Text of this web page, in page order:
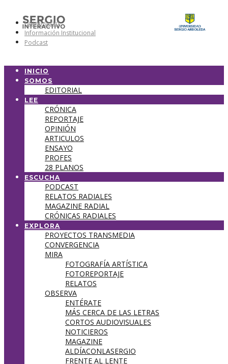
Universidad
Información Institucional
Podcast
INICIO
SOMOS
EDITORIAL
LEE
CRÓNICA
REPORTAJE
OPINIÓN
ARTICULOS
ENSAYO
PROFES
28 PLANOS
ESCUCHA
PODCAST
RELATOS RADIALES
MAGAZINE RADIAL
CRÓNICAS RADIALES
EXPLORA
PROYECTOS TRANSMEDIA
CONVERGENCIA
MIRA
FOTOGRAFÍA ARTÍSTICA
FOTOREPORTAJE
RELATOS
OBSERVA
ENTÉRATE
MÁS CERCA DE LAS LETRAS
CORTOS AUDIOVISUALES
NOTICIEROS
MAGAZINE
ALDÍACONLASERGIO
FRENTE AL LENTE